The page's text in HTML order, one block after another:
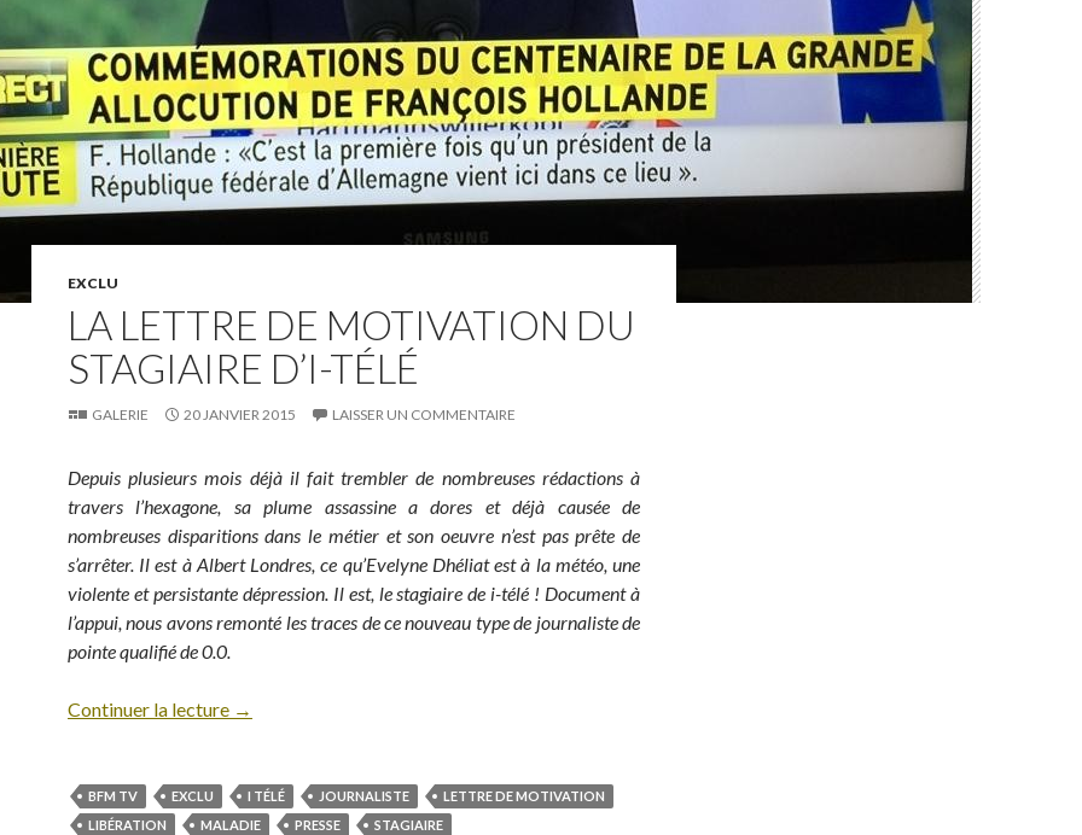
EXCLU
LA LETTRE DE MOTIVATION DU
STAGIAIRE D’I-TÉLÉ
GALERIE 20 JANVIER 2015 LAISSER UN COMMENTAIRE
Depuis plusieurs mois déjà il fait trembler de nombreuses rédactions à
travers l’hexagone, sa plume assassine a dores et déjà causée de
nombreuses disparitions dans le métier et son oeuvre n’est pas prête de
s’arrêter. Il est à Albert Londres, ce qu’Evelyne Dhéliat est à la météo, une
violente et persistante dépression. Il est, le stagiaire de i-télé ! Document à
l’appui, nous avons remonté les traces de ce nouveau type de journaliste de
pointe qualifié de 0.0.
Continuer la lecture →
BFM TV EXCLU I TÉLÉ JOURNALISTE
LETTRE DE MOTIVATION
LIBÉRATION
MALADIE PRESSE STAGIAIRE